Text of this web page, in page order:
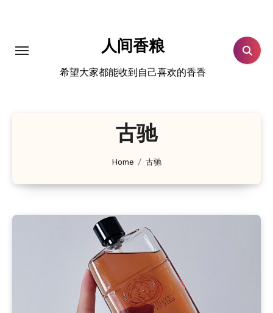
人间香粮
希望大家都能收到自己喜欢的香香
古驰
Home 古驰